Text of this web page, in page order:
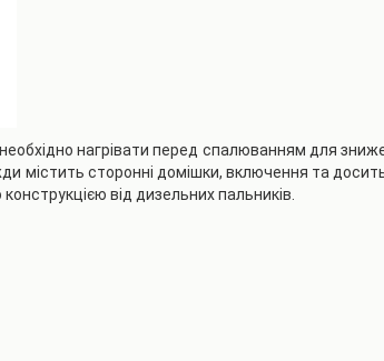
нагрівати перед спалюванням для
містить сторонні домішки, включення та
від дизельних пальників.